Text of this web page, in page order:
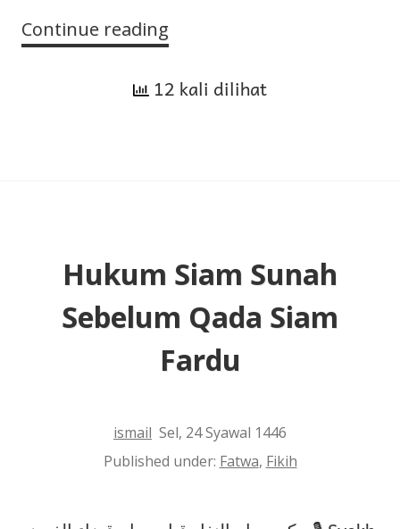
Continue reading
Mengetahui
Amalan
12 kali dilihat
Hukum Siam Sunah
Sebelum Qada Siam
Fardu
ismail Sel, 24 Syawal 1446
Published under: Fatwa, Fikih